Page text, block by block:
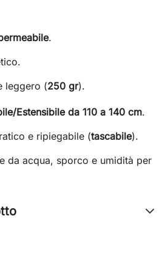
.
leggero (250 gr).
Estensibile da110 a140 cm.
e ripiegabile (tascabile).
da acqua, sporco e umidità per